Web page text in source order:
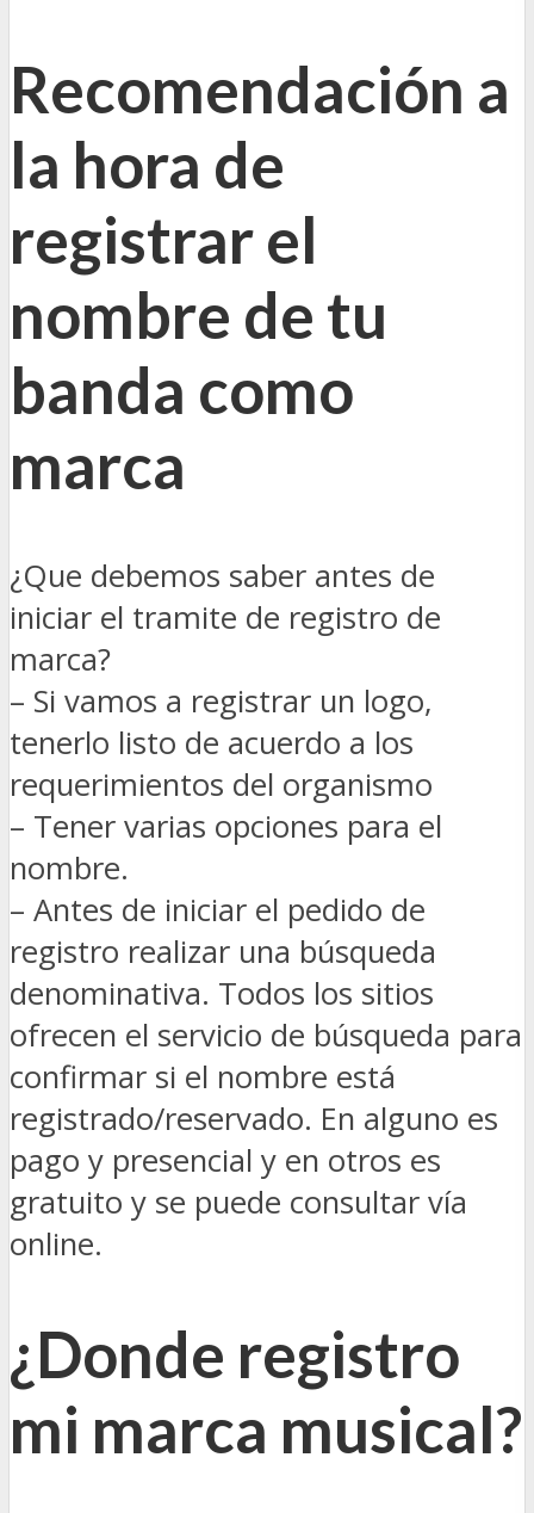
Recomendación a
la hora de
registrar el
nombre de tu
banda como
marca
¿Que debemos saber antes de
iniciar el tramite de registro de
marca?
– Si vamos a registrar un logo,
tenerlo listo de acuerdo a los
requerimientos del organismo
– Tener varias opciones para el
nombre.
– Antes de iniciar el pedido de
registro realizar una búsqueda
denominativa. Todos los sitios
ofrecen el servicio de búsqueda para
confirmar si el nombre está
registrado/reservado. En alguno es
pago y presencial y en otros es
gratuito y se puede consultar vía
online.
¿Donde registro
mi marca musical?